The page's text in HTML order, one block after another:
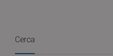
Cerca